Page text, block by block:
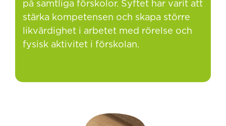
på samtliga förskolor. Syftet har varit att
stärka kompetensen och skapa större
likvärdighet i arbetet med rörelse och
fysisk aktivitet i förskolan.